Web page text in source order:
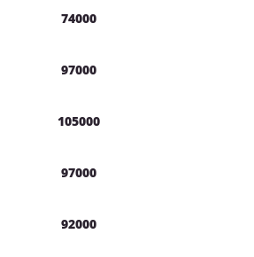
74000
97000
105000
97000
92000